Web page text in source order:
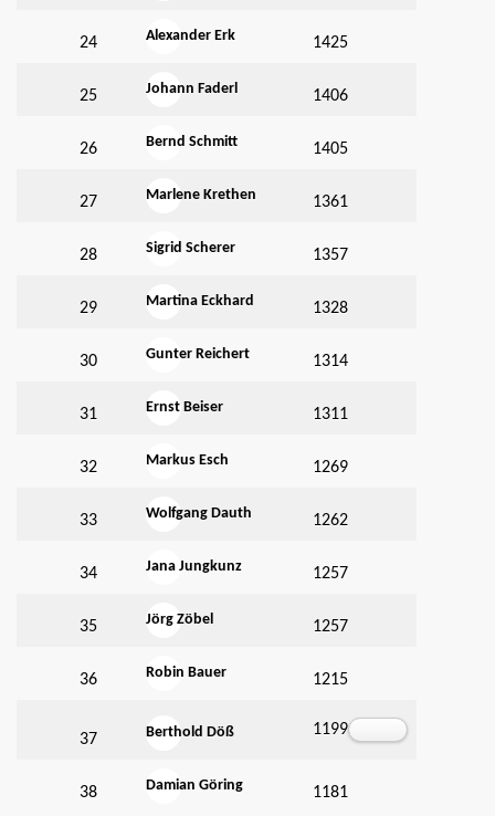
24 Alexander Erk 1425
25 Johann Faderl 1406
26 Bernd Schmitt 1405
27 Marlene Krethen 1361
28 Sigrid Scherer 1357
29 Martina Eckhard 1328
30 Gunter Reichert 1314
31 Ernst Beiser 1311
32 Markus Esch 1269
33 Wolfgang Dauth 1262
34 Jana Jungkunz 1257
35 Jörg Zöbel 1257
36 Robin Bauer 1215
37 Berthold Döß 1199
38 Damian Göring 1181